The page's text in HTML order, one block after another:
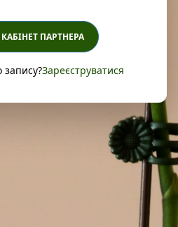
ПАРТНЕРА
запису?Зареєструватися